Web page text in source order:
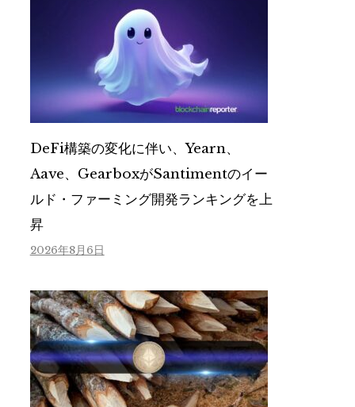
DeFi構築の変化に伴い、Yearn、
Aave、GearboxがSantimentのイー
ルド・ファーミング開発ランキングを上
昇
2026年8月6日